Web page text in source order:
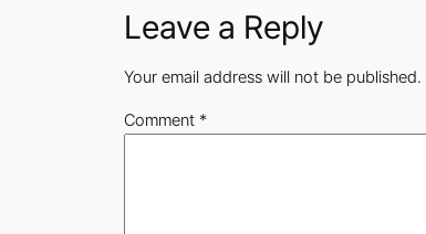
Leave a Reply
Your email address will not be published.
Comment *